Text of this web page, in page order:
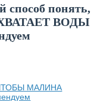
способ понять,
ВОДЫ